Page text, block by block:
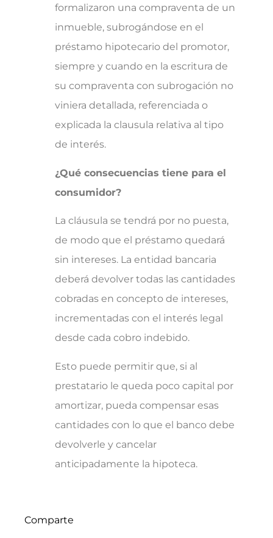
formalizaron una compraventa de un
inmueble, subrogándose en el
préstamo hipotecario del promotor,
siempre y cuando en la escritura de
su compraventa con subrogación no
viniera detallada, referenciada o
explicada la clausula relativa al tipo
de interés.
¿Qué consecuencias tiene para el
consumidor?
La cláusula se tendrá por no puesta,
de modo que el préstamo quedará
sin intereses. La entidad bancaria
deberá devolver todas las cantidades
cobradas en concepto de intereses,
incrementadas con el interés legal
desde cada cobro indebido.
Esto puede permitir que, si al
prestatario le queda poco capital por
amortizar, pueda compensar esas
cantidades con lo que el banco debe
devolverle y cancelar
anticipadamente la hipoteca.
Comparte